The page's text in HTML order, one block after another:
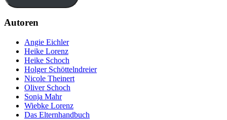
Autoren
Angie Eichler
Heike Lorenz
Heike Schoch
Holger Schöttelndreier
Nicole Theinert
Oliver Schoch
Sonja Mahr
Wiebke Lorenz
Das Elternhandbuch